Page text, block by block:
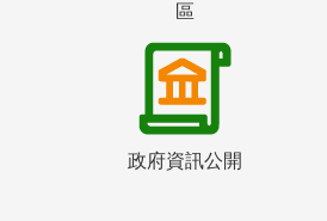
區
政府資訊公開